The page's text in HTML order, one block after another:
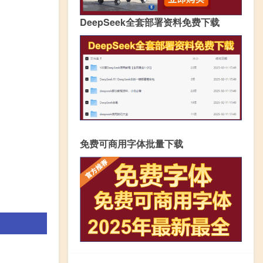
DeepSeek全套部署资料免费下载
免费可商用字体批量下载